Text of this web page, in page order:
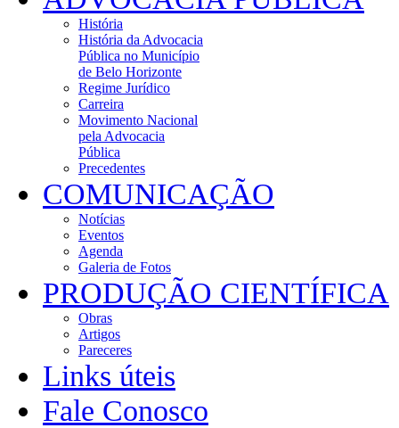
História
História da Advocacia
Pública no Município
de Belo Horizonte
Regime Jurídico
Carreira
Movimento Nacional
pela Advocacia
Pública
Precedentes
COMUNICAÇÃO
Notícias
Eventos
Agenda
Galeria de Fotos
PRODUÇÃO CIENTÍFICA
Obras
Artigos
Pareceres
Links úteis
Fale Conosco